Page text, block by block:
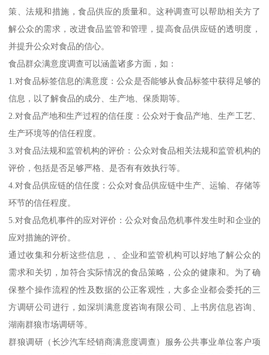
策、法规和措施，食品供应的质量和。这种调查可以帮助相关方了
解公众的需求，改进食品监管和管理，提高食品供应链的透明度，
并提升公众对食品的信心。
食品群众满意度调查可以涵盖诸多方面，如：
1.对食品标签信息的满意度：公众是否能够从食品标签中获得足够的
信息，以了解食品的成分、生产地、保质期等。
2.对食品产地和生产过程的信任度：公众对于食品产地、生产工艺、
生产环境等的信任程度。
3.对食品法规和监管机构的评价：公众对食品相关法规和监管机构的
评价，包括是否足够严格、是否有有效执行等。
4.对食品供应链的信任度：公众对食品供应链中生产、运输、存储等
环节的信任程度。
5.对食品危机事件的应对评价：公众对食品危机事件发生时和企业的
应对措施的评价。
通过收集和分析这些信息，、企业和监管机构可以好地了解公众的
需求和关切，加符合实际情况的食品策略，公众的健康和。为了确
保整个操作流程的性及数据的公正客观性，大多企业都会委托的三
方调研公司进行，如深圳满意度咨询有限公司、上书房信息咨询、
湖南群狼市场调研等。
群狼调研（长沙汽车经销商满意度调查）服务公共事业单位客户项